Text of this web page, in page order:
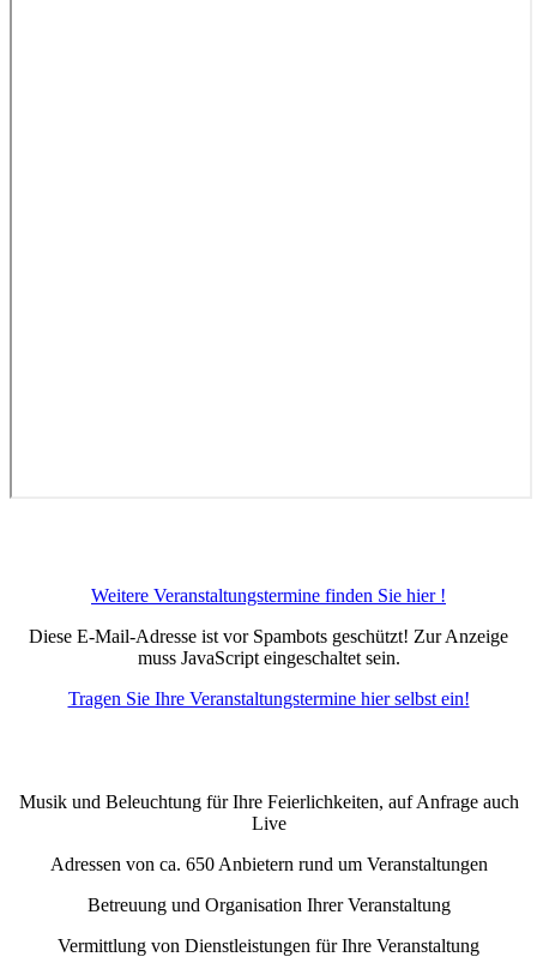
Weitere Veranstaltungstermine finden Sie hier !
Diese E-Mail-Adresse ist vor Spambots geschützt! Zur Anzeige
muss JavaScript eingeschaltet sein.
Tragen Sie Ihre Veranstaltungstermine hier selbst ein!
Musik und Beleuchtung für Ihre Feierlichkeiten, auf Anfrage auch
Live
Adressen von ca. 650 Anbietern rund um Veranstaltungen
Betreuung und Organisation Ihrer Veranstaltung
Vermittlung von Dienstleistungen für Ihre Veranstaltung